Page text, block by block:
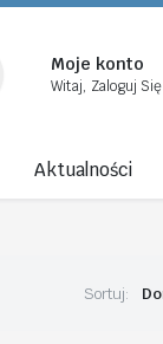
Moje konto
Witaj, Zaloguj Się
Aktualności
Sortuj: